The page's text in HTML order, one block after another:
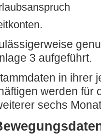
3 aufgeführt.
in ihrer
werden für
sechs